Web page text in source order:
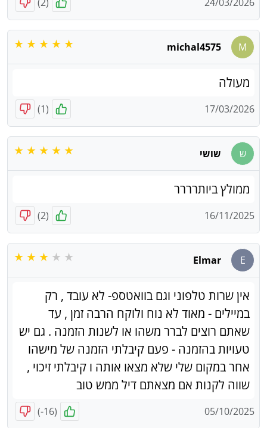
M
michal4575
מעולה
17/03/2026
(
1
)
ש שושי
ממולץ ביותרררר
16/11/2025
(
2
)
E
Elmar
אין שרות טלפוני וגם בוואטספ- לא עובד , רק
במיילים - מאוד לא נוח ולוקח הרבה זמן , עד
שאתם רוצים לברר משהו או לשנות הזמנה . גם יש
טעויות בהזמנה - פעם קיבלתי הזמנה של מישהו
אחר במקום שלי שלא מצאו אותה ו קיבלתי זיכוי ,
שווה לקנות אם מצאתם דיל ממש טוב
05/10/2025
(
-16
)